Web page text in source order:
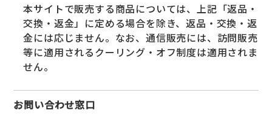
本サイトで販売する商品については、上記「返品・
交換・返金」に定める場合を除き、返品・交換・返
金には応じません。なお、通信販売には、訪問販売
等に適用されるクーリング・オフ制度は適用されま
せん。
お問い合わせ窓口